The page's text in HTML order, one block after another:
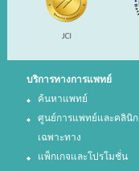
บริการทางการแพทย์
ค้นหาแพทย์
ศูนย์การแพทย์และคลินิก
เฉพาะทาง
แพ็กเกจและโปรโมชั่น